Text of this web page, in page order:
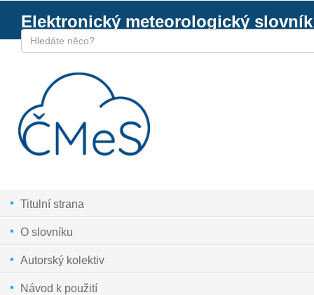
Elektronický meteorologický slovník
Titulní strana
O slovníku
Autorský kolektiv
Návod k použití